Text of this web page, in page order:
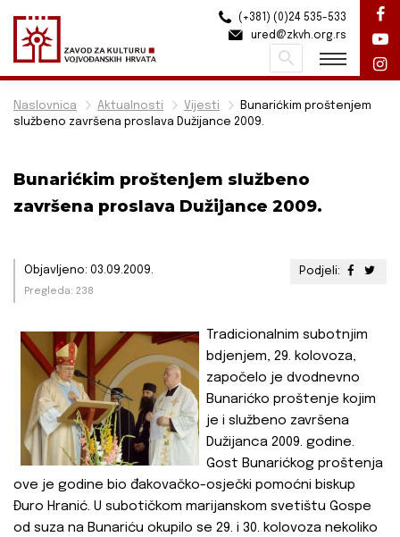
Naslovnica Aktualnosti Vijesti
Bunarićkim proštenjem
službeno završena proslava Dužijance 2009.
Bunarićkim proštenjem službeno
završena proslava Dužijance 2009.
Podjeli:
Objavljeno: 03.09.2009.
Pregleda: 238
Tradicionalnim subotnjim
bdjenjem, 29. kolovoza,
započelo je dvodnevno
Bunarićko proštenje kojim
je i službeno završena
Dužijanca 2009. godine.
Gost Bunarićkog proštenja
ove je godine bio đakovačko-osječki pomoćni biskup
Đuro Hranić. U subotičkom marijanskom svetištu Gospe
od suza na Bunariću okupilo se 29. i 30. kolovoza nekoliko
(+381) (0)24 535-533
ured@zkvh.org.rs
Pretraži